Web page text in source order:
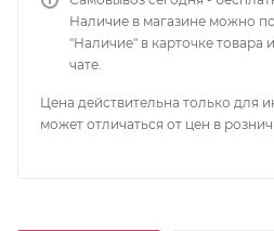
Наличие в магазине можно
"Наличие" в карточке товара
чате.
Цена действительна только для
может отличаться от цен в